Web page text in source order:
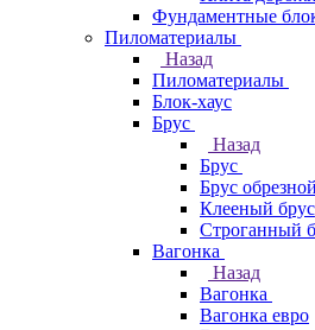
Фундаментные
Пиломатериалы
Назад
Пиломатериалы
Блок-хаус
Брус
Назад
Брус
Брус обрезной
Клееный брус
Строганный
Вагонка
Назад
Вагонка
Вагонка евро